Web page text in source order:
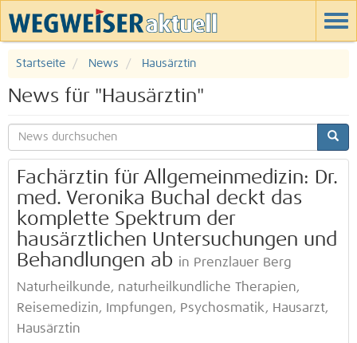
Startseite News Hausärztin
News für "Hausärztin"
Fachärztin für Allgemeinmedizin: Dr.
med. Veronika Buchal deckt das
komplette Spektrum der
hausärztlichen Untersuchungen und
Behandlungen ab in Prenzlauer Berg
Naturheilkunde, naturheilkundliche Therapien,
Reisemedizin, Impfungen, Psychosmatik, Hausarzt,
Hausärztin